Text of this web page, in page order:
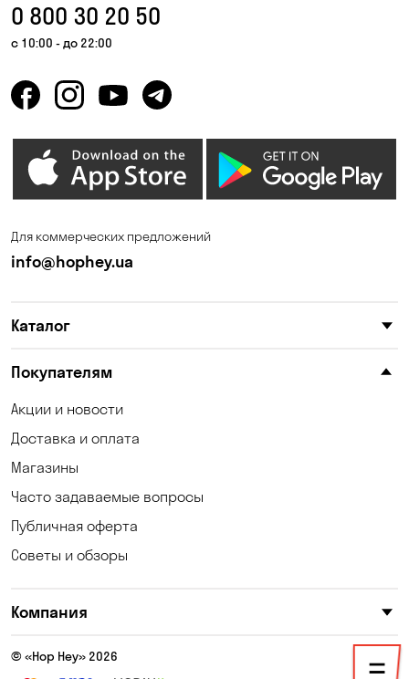
0 800 30 20 50
с 10:00 - до 22:00
Для коммерческих предложений
info@hophey.ua
Каталог
Покупателям
Акции и новости
Доставка и оплата
Магазины
Часто задаваемые вопросы
Публичная оферта
Советы и обзоры
Компания
© «Hop Hey» 2026